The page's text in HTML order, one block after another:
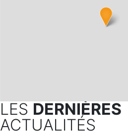
LES DERNIÈRES
ACTUALITÉS